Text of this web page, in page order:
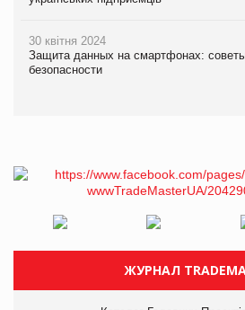
30 квітня 2024
Защита данных на смартфонах:
безопасности
ЖУРНАЛ